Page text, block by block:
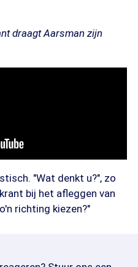
draagt Aarsman zijn
"Wat denkt u?", zo
bij het afleggen van
richting kiezen?"